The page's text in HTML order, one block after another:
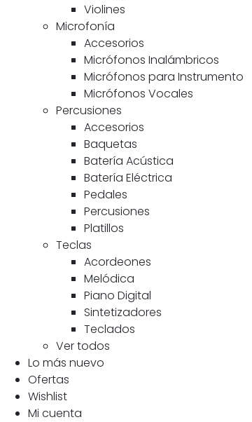
Violines
Microfonía
Accesorios
Micrófonos Inalámbricos
Micrófonos para Instrumento
Micrófonos Vocales
Percusiones
Accesorios
Baquetas
Batería Acústica
Batería Eléctrica
Pedales
Percusiones
Platillos
Teclas
Acordeones
Melódica
Piano Digital
Sintetizadores
Teclados
Ver todos
Lo más nuevo
Ofertas
Wishlist
Mi cuenta